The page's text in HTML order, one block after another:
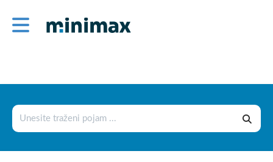
Šifarnici
Podešavanje štampe i numerisanje
dokumenata